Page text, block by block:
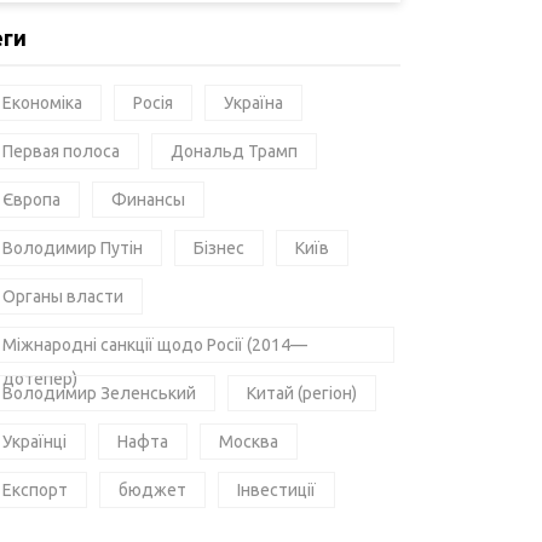
Економіка Росія Україна
Первая полоса Дональд Трамп
Європа Финансы
Володимир Путін Бізнес Київ
Органы власти
Міжнародні санкції щодо Росії (2014—
дотепер)
Володимир Зеленський Китай (регіон)
Українці Нафта Москва
Експорт бюджет Інвестиції